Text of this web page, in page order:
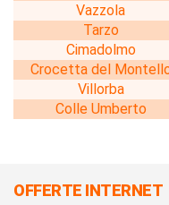
Vazzola
Tarzo
Cimadolmo
Crocetta del
Villorba
Colle Umberto
OFFERTE INTERNET